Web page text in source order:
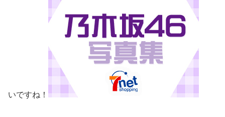
いですね！